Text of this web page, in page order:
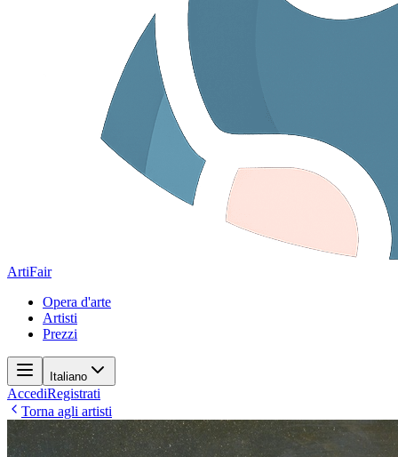
ArtiFair
Opera d'arte
Artisti
Prezzi
Italiano
AccediRegistrati
Torna agli artisti